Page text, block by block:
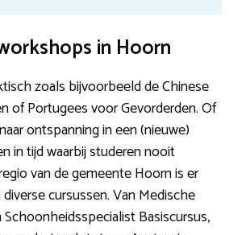
in Hoorn
zoals bijvoorbeeld de Chinese
of Portugees voor Gevorderden. Of
ontspanning in een (nieuwe)
in tijd waarbij studeren nooit
van de gemeente Hoorn is er
cursussen. Van Medische
Basiscursus,